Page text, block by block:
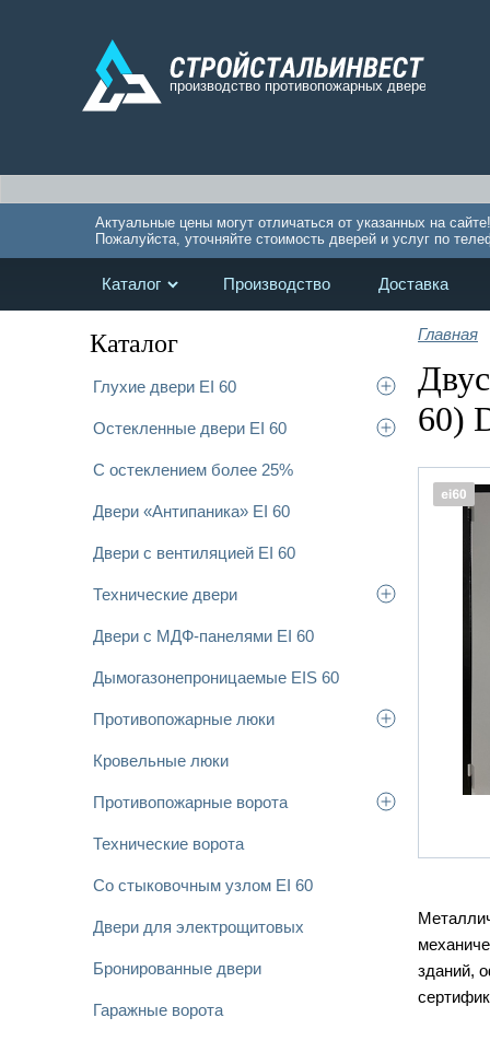
Актуальные цены могут отличаться от указанных на сайте!
Пожалуйста, уточняйте стоимость дверей и услуг по
Каталог Производство Доставка
Каталог
Глухие двери EI 60
Остекленные двери EI 60
С остеклением более 25%
Двери «Антипаника» EI 60
Двери с вентиляцией EI 60
Технические двери
Двери с МДФ-панелями EI 60
Дымогазонепроницаемые EIS 60
Противопожарные люки
Кровельные люки
Противопожарные ворота
Технические ворота
Со стыковочным узлом EI 60
Двери для электрощитовых
Бронированные двери
Гаражные ворота
Главная
60)
зданий,